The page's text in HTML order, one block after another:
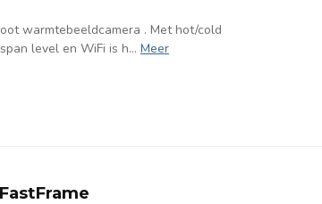
warmtebeeldcamera . Met hot/cold
level en WiFi is h... Meer